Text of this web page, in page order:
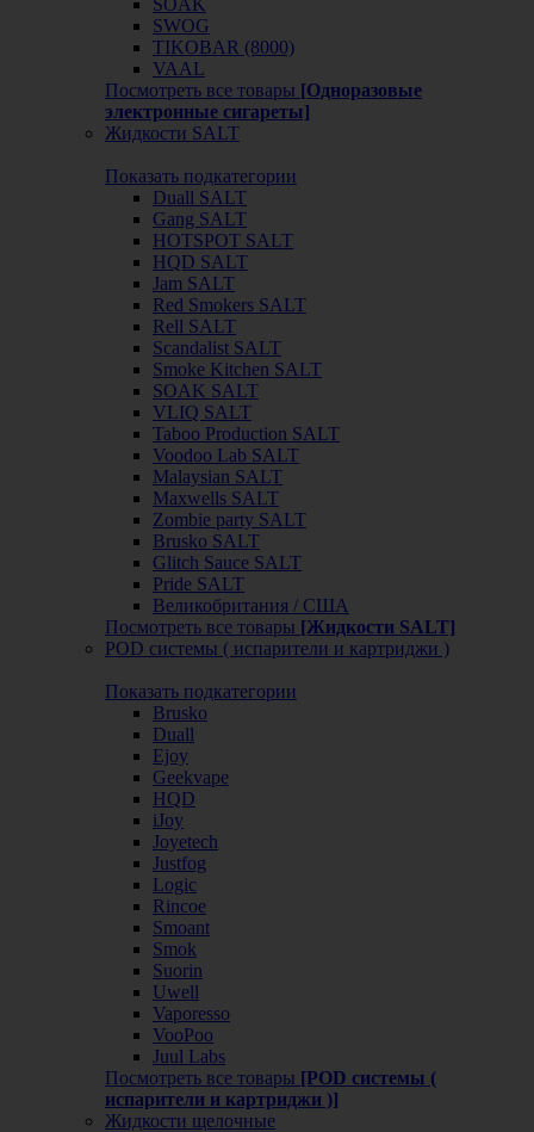
SWOG
TIKOBAR (8000)
VAAL
Посмотреть все товары [Одноразовые
электронные сигареты]
Жидкости SALT
Показать подкатегории
Duall SALT
Gang SALT
HOTSPOT SALT
HQD SALT
Jam SALT
Red Smokers SALT
Rell SALT
Scandalist SALT
Smoke Kitchen SALT
SOAK SALT
VLIQ SALT
Taboo Production SALT
Voodoo Lab SALT
Malaysian SALT
Maxwells SALT
Zombie party SALT
Brusko SALT
Glitch Sauce SALT
Pride SALT
Великобритания / США
Посмотреть все товары [Жидкости SALT]
POD системы ( испарители и картриджи )
Показать подкатегории
Brusko
Duall
Ejoy
Geekvape
HQD
iJoy
Joyetech
Justfog
Logic
Rincoe
Smoant
Smok
Suorin
Uwell
Vaporesso
VooPoo
Juul Labs
Посмотреть все товары [POD системы (
испарители и картриджи )]
Жидкости щелочные